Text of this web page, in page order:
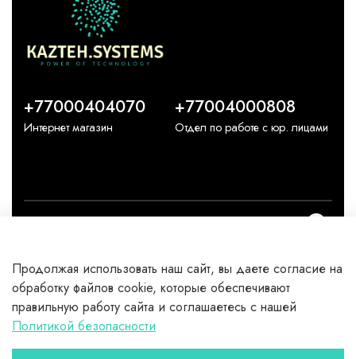
Каталог
Клиентам
+77000404070
Интернет магазин
+77004000808
Отдел по работе с юр. лицами
Продолжая использовать наш сайт, вы даете согласие на
обработку файлов cookie, которые обеспечивают
правильную работу сайта и соглашаетесь с нашей
Политикой безопасности